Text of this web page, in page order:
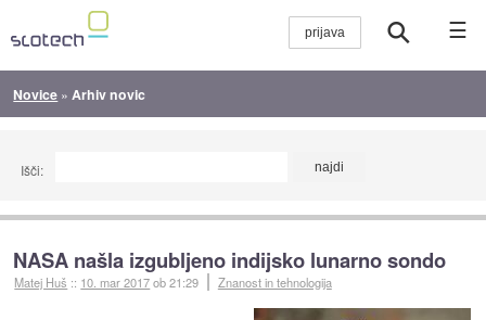
☰
Novice » Arhiv novic
Išči:
NASA našla izgubljeno indijsko lunarno sondo
Matej Huš :: 10. mar 2017ob 21:29 Znanost in tehnologija